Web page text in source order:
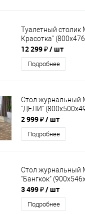
Туалетный столик
Красотка"
12 299 ₽/ шт
Подробнее
Стол журнальный
"ДЕЛИ"
2 999 ₽/ шт
Подробнее
Стол журнальный
"Бангкок"
3 499 ₽/ шт
Подробнее